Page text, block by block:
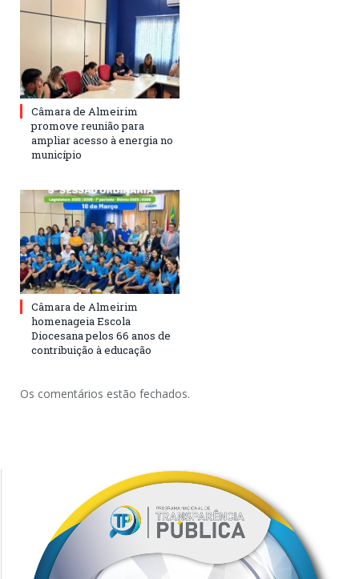
Câmara de Almeirim
promove reunião para
ampliar acesso à energia no
município
Câmara de Almeirim
homenageia Escola
Diocesana pelos 66 anos de
contribuição à educação
Os comentários estão fechados.